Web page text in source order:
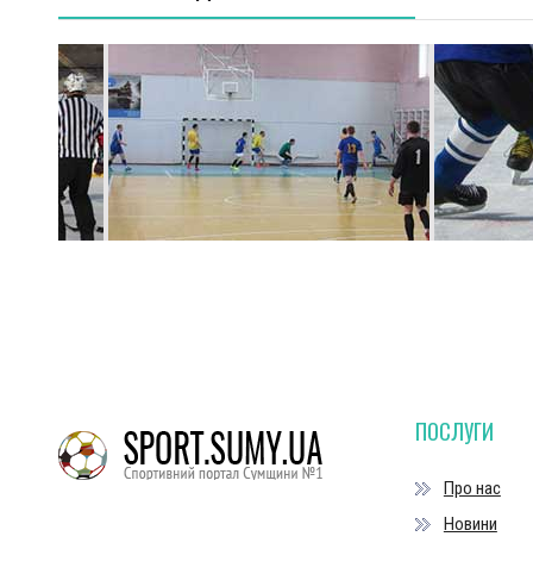
ПОСЛУГИ
Про нас
Новини